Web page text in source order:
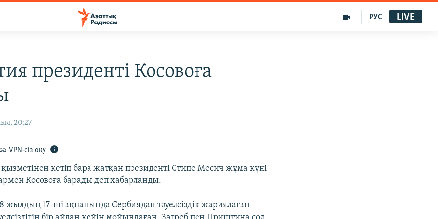
РУС LIVE
президенті Косовоға
20:27
VPN-сіз оқу
кетіп бара жатқан президенті Стипе Месич жұма күні
Косовоға барады деп хабарланды.
жылдың 17-ші ақпанында Сербиядан тәуелсіздік жариялаған